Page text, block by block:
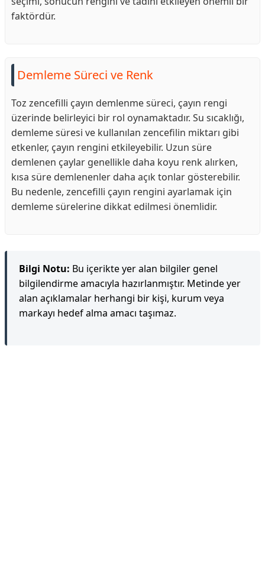
faktördür.
Demleme Süreci ve Renk
Toz zencefilli çayın demlenme süreci, çayın rengi
üzerinde belirleyici bir rol oynamaktadır. Su sıcaklığı,
demleme süresi ve kullanılan zencefilin miktarı gibi
etkenler, çayın rengini etkileyebilir. Uzun süre
demlenen çaylar genellikle daha koyu renk alırken,
kısa süre demlenenler daha açık tonlar gösterebilir.
Bu nedenle, zencefilli çayın rengini ayarlamak için
demleme sürelerine dikkat edilmesi önemlidir.
Bilgi Notu: Bu içerikte yer alan bilgiler genel
bilgilendirme amacıyla hazırlanmıştır. Metinde yer
alan açıklamalar herhangi bir kişi, kurum veya
markayı hedef alma amacı taşımaz.